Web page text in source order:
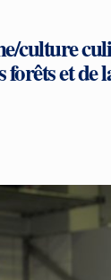
culture
et de